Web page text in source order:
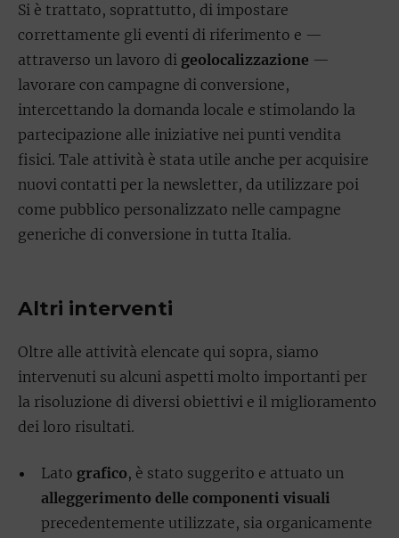
Si è trattato, soprattutto, di impostare
correttamente gli eventi di riferimento e —
attraverso un lavoro di geolocalizzazione —
lavorare con campagne di conversione,
intercettando la domanda locale e stimolando la
partecipazione alle iniziative nei punti vendita
fisici. Tale attività è stata utile anche per acquisire
nuovi contatti per la newsletter, da utilizzare poi
come pubblico personalizzato nelle campagne
generiche di conversione in tutta Italia.
Altri interventi
Oltre alle attività elencate qui sopra, siamo
intervenuti su alcuni aspetti molto importanti per
la risoluzione di diversi obiettivi e il miglioramento
dei loro risultati.
Lato grafico, è stato suggerito e attuato un
alleggerimento delle componenti visuali
precedentemente utilizzate, sia organicamente